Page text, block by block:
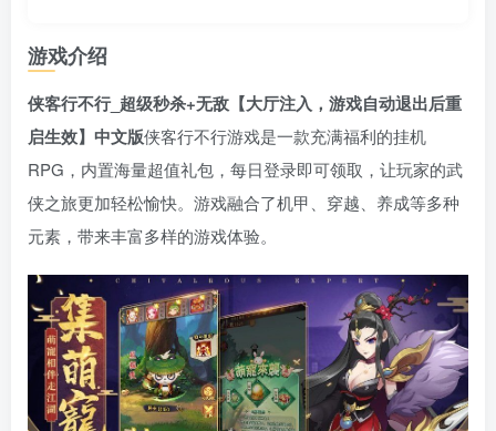
游戏介绍
侠客行不行_超级秒杀+无敌【大厅注入，游戏自动退出后重
启生效】中文版侠客行不行游戏是一款充满福利的挂机
RPG，内置海量超值礼包，每日登录即可领取，让玩家的武
侠之旅更加轻松愉快。游戏融合了机甲、穿越、养成等多种
元素，带来丰富多样的游戏体验。